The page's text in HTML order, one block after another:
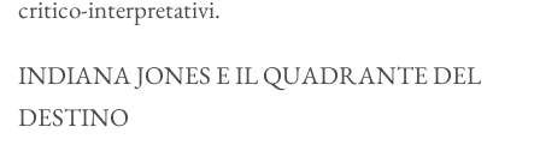
critico-interpretativi.
INDIANA JONES E IL QUADRANTE DEL
DESTINO